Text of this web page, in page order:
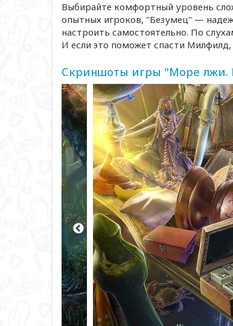
Выбирайте комфортный уровень
опытных игроков, "Безумец" —
настроить самостоятельно. По
И если это поможет спасти
Скриншоты игры "Море лжи.